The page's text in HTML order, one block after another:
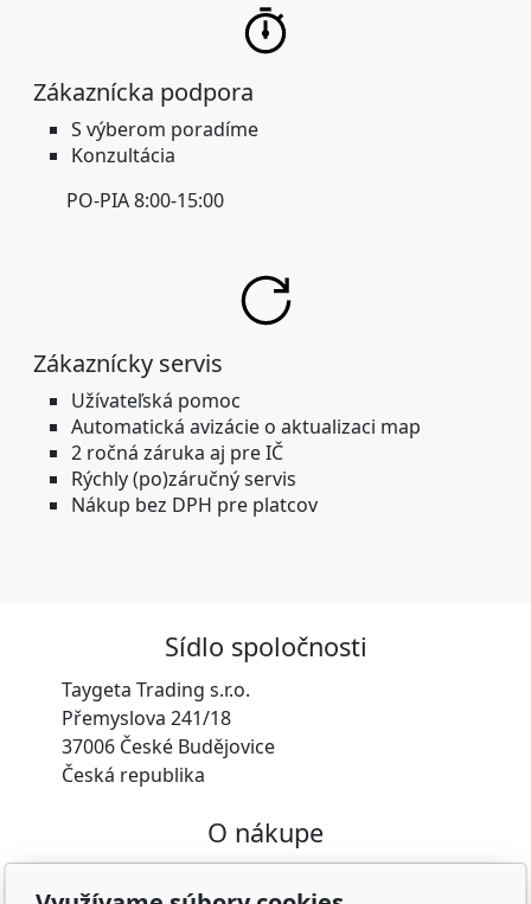
Zákaznícka podpora
S výberom poradíme
Konzultácia
PO-PIA 8:00-15:00
Zákaznícky servis
Užívateľská pomoc
Automatická avizácie o aktualizaci map
2 ročná záruka aj pre IČ
Rýchly (po)záručný servis
Nákup bez DPH pre platcov
Sídlo spoločnosti
Taygeta Trading s.r.o.
Přemyslova 241/18
37006 České Budějovice
Česká republika
O nákupe